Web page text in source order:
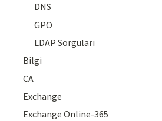
DNS
GPO
LDAP Sorguları
Bilgi
CA
Exchange
Exchange Online-365